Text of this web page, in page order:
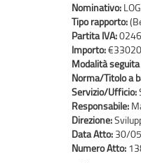
Nominativo:
Tipo rapporto:
Partita IVA:
Importo:
Modalità
Norma/Titolo a
Servizio/Ufficio:
Responsabile:
Direzione:
Data Atto: 30/
Numero Atto: